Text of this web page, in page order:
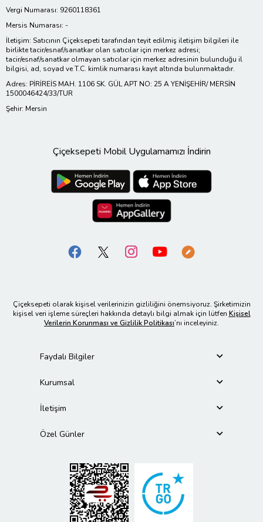
Vergi Numarası: 9260118361
Mersis Numarası: -
İletişim: Satıcının Çiçeksepeti tarafından teyit edilmiş iletişim bilgileri ile
birlikte tacir/esnaf/sanatkar olan satıcılar için merkez adresi;
tacir/esnaf/sanatkar olmayan satıcılar için merkez adresinin bulunduğu il
bilgisi, ad, soyad ve T.C. kimlik numarası kayıt altında bulunmaktadır.
Adres: PİRİREİS MAH. 1106 SK. GÜL APT NO: 25 A YENİŞEHİR/ MERSİN
1500046424/33/TUR
Şehir: Mersin
Çiçeksepeti Mobil Uygulamamızı İndirin
Çiçeksepeti olarak kişisel verilerinizin gizliliğini önemsiyoruz. Şirketimizin
kişisel veri işleme süreçleri hakkında detaylı bilgi almak için lütfen Kişisel
Verilerin Korunması ve Gizlilik Politikası’nı inceleyiniz.
Faydalı Bilgiler
Kurumsal
İletişim
Özel Günler